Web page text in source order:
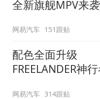
全新旗舰MPV来袭
网易汽车 151跟贴
配色全面升级
FREELANDER神
网易汽车 314跟贴